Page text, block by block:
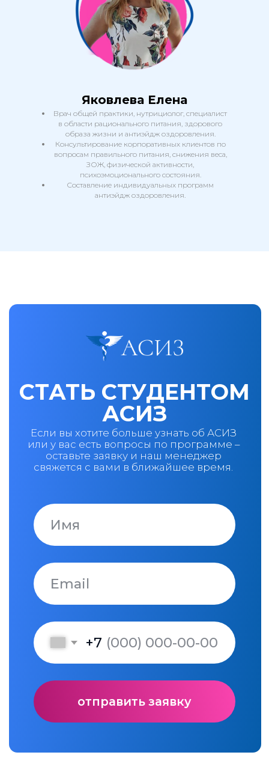
Яковлева Елена
Врач общей практики, нутрициолог, специалист
в области рационального питания, здорового
образа жизни и антиэйдж оздоровления.
Консультирование корпоративных клиентов по
вопросам правильного питания, снижения веса,
ЗОЖ, физической активности,
психоэмоционального состояния.
Составление индивидуальных программ
антиэйдж оздоровления.